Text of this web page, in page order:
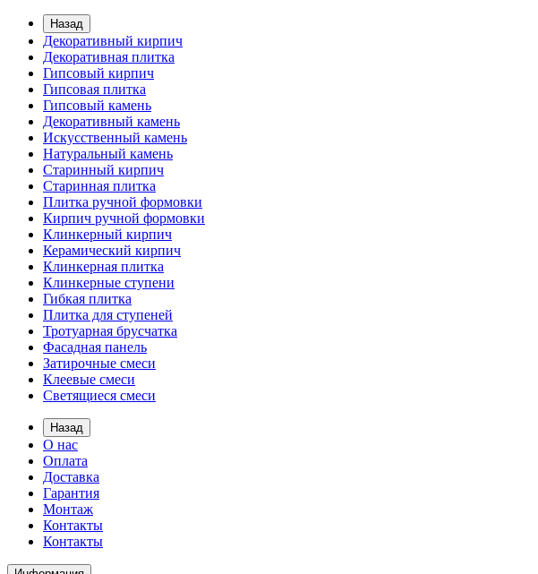
Назад
Декоративный кирпич
Декоративная плитка
Гипсовый кирпич
Гипсовая плитка
Гипсовый камень
Декоративный камень
Искусственный камень
Натуральный камень
Старинный кирпич
Старинная плитка
Плитка ручной формовки
Кирпич ручной формовки
Клинкерный кирпич
Керамический кирпич
Клинкерная плитка
Клинкерные ступени
Гибкая плитка
Плитка для ступеней
Тротуарная брусчатка
Фасадная панель
Затирочные смеси
Клеевые смеси
Светящиеся смеси
Назад
О нас
Оплата
Доставка
Гарантия
Монтаж
Контакты
Контакты